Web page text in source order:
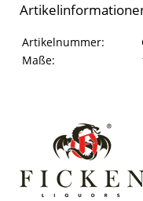
Artikelinformationen
Eigenschaft Wert
Artikelnummer:
Maße: